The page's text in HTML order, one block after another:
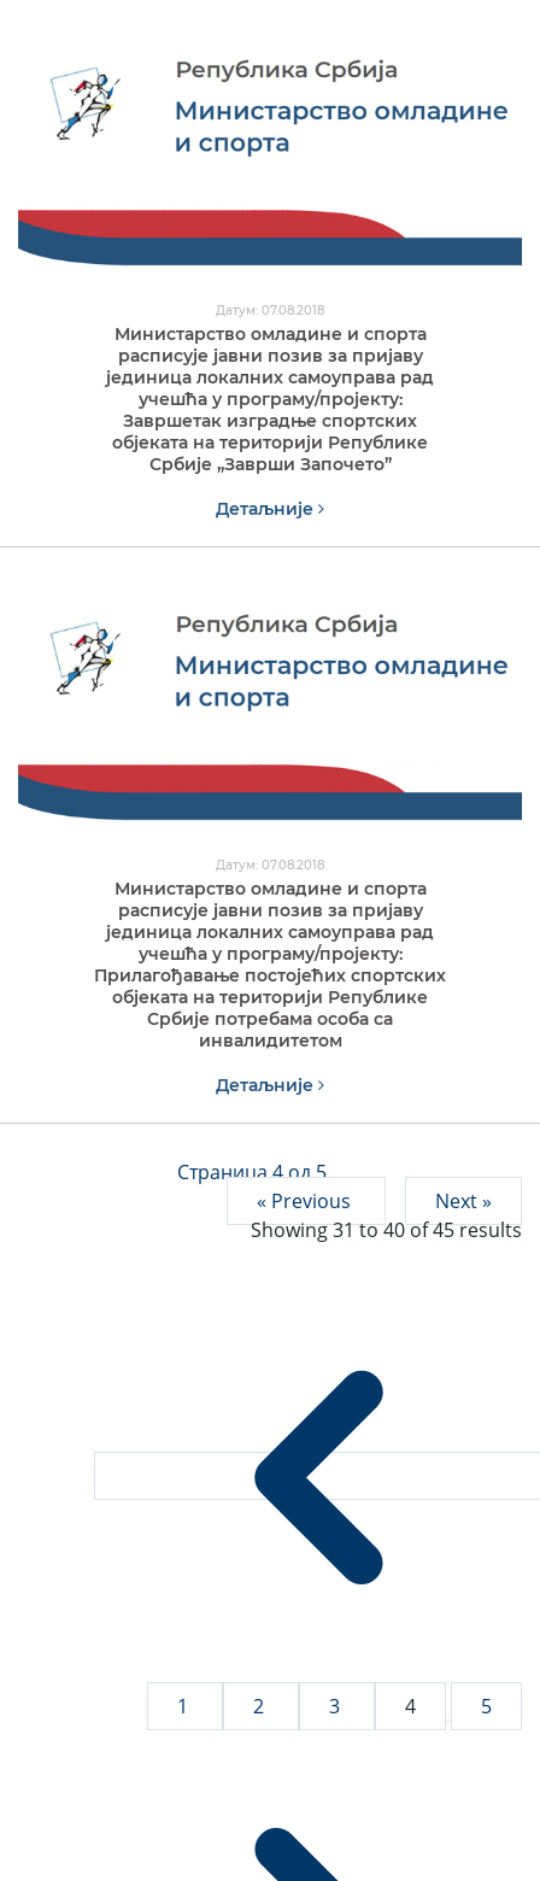
Датум: 07.08.2018
Министарство омладине и спорта
расписује јавни позив за пријаву
јединица локалних самоуправа рад
учешћа у програму/пројекту:
Завршетак изградње спортских
објеката на територији Републике
Србије „Заврши Започето”
Детаљније
Датум: 07.08.2018
Министарство омладине и спорта
расписује јавни позив за пријаву
јединица локалних самоуправа рад
учешћа у програму/пројекту:
Прилагођавање постојећих спортских
објеката на територији Републике
Србије потребама особа са
инвалидитетом
Детаљније
Страница 4 од 5
« Previous
Next »
Showing31to40of45results
1 2 3 4 5